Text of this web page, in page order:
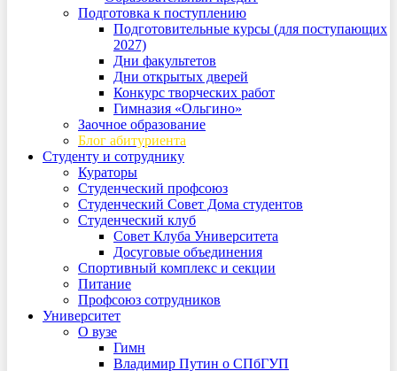
Подготовка к поступлению
Подготовительные курсы (для поступающих
2027)
Дни факультетов
Дни открытых дверей
Конкурс творческих работ
Гимназия «Ольгино»
Заочное образование
Блог абитуриента
Студенту и сотруднику
Кураторы
Студенческий профсоюз
Студенческий Совет Дома студентов
Студенческий клуб
Совет Клуба Университета
Досуговые объединения
Спортивный комплекс и секции
Питание
Профсоюз сотрудников
Университет
О вузе
Гимн
Владимир Путин о СПбГУП